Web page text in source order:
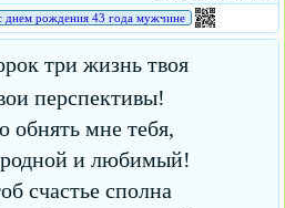
днем рождения 43 года мужчине
три жизнь твоя
перспективы!
обнять мне тебя,
и любимый!
счастье сполна